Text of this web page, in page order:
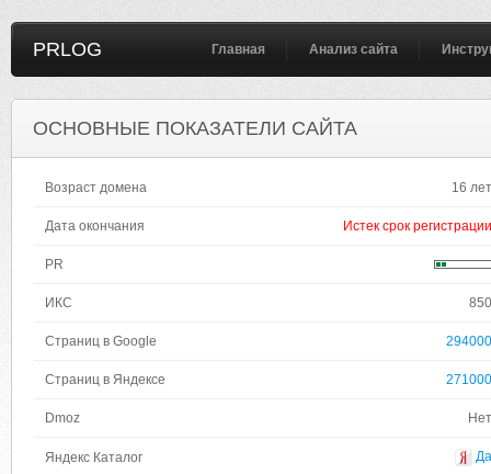
PRLOG Главная Анализ сайта
ОСНОВНЫЕ ПОКАЗАТЕЛИ САЙТА
Возраст домена 16 лет
Дата окончания Истек срок регистрации
PR
ИКС 850
Страниц в Google 294000
Страниц в Яндексе 271000
Dmoz Нет
Яндекс Каталог Да